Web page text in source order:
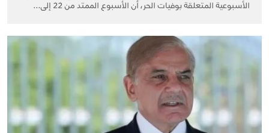
الأسبوعية المتعلقة بوفيات الحر، أن الأسبوع الممتد من 22 إلى...